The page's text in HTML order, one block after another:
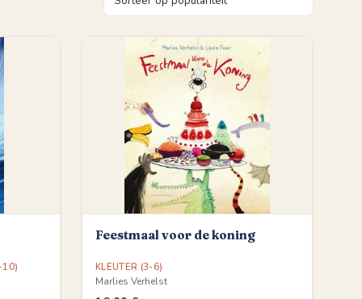
10)
Feestmaal voor de koning
KLEUTER (3-6)
Marlies Verhelst